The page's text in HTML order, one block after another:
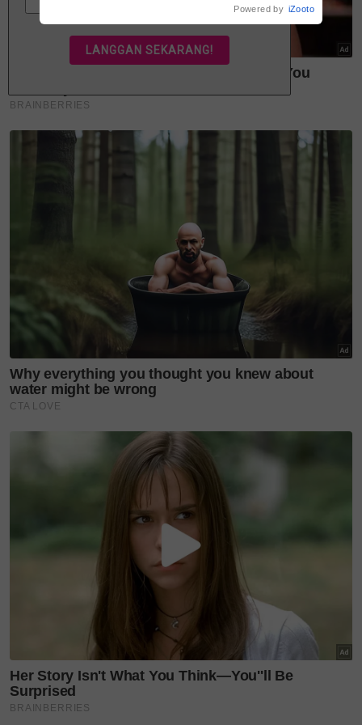
Masuk | Daftar
Teruskan membaca
Fasha Sandha wajah baharu
Safi Youth Gold Rania, bawa
Daripada usahawan kecil
kepada pasaran lebih luas,
Jangan terus terjun! LiSA
bantu orang awam
Tengku Amir Shah, Datin
Paduka Seri Afzaa timang
Powered by iZooto